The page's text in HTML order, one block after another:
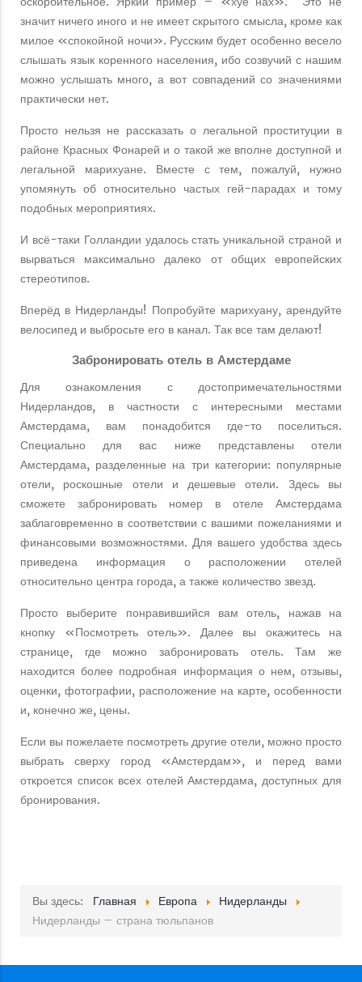
значит ничего иного и не имеет скрытого смысла, кроме как
милое «спокойной ночи». Русским будет особенно весело
слышать язык коренного населения, ибо созвучий с нашим
можно услышать много, а вот совпадений со значениями
практически нет.
Просто нельзя не рассказать о легальной проституции в
районе Красных Фонарей и о такой же вполне доступной и
легальной марихуане. Вместе с тем, пожалуй, нужно
упомянуть об относительно частых гей-парадах и тому
подобных мероприятиях.
И всё-таки Голландии удалось стать уникальной страной и
вырваться максимально далеко от общих европейских
стереотипов.
Вперёд в Нидерланды! Попробуйте марихуану, арендуйте
велосипед и выбросьте его в канал. Так все там делают!
Забронировать отель в Амстердаме
Для ознакомления с достопримечательностями
Нидерландов, в частности с интересными местами
Амстердама, вам понадобится где-то поселиться.
Специально для вас ниже представлены отели
Амстердама, разделенные на три категории: популярные
отели, роскошные отели и дешевые отели. Здесь вы
сможете забронировать номер в отеле Амстердама
заблаговременно в соответствии с вашими пожеланиями и
финансовыми возможностями. Для вашего удобства здесь
приведена информация о расположении отелей
относительно центра города, а также количество звезд.
Просто выберите понравившийся вам отель, нажав на
кнопку «Посмотреть отель». Далее вы окажитесь на
странице, где можно забронировать отель. Там же
находится более подробная информация о нем, отзывы,
оценки, фотографии, расположение на карте, особенности
и, конечно же, цены.
Если вы пожелаете посмотреть другие отели, можно просто
выбрать сверху город «Амстердам», и перед вами
откроется список всех отелей Амстердама, доступных для
бронирования.
Вы здесь: Главная Европа
Нидерланды
Нидерланды – страна тюльпанов